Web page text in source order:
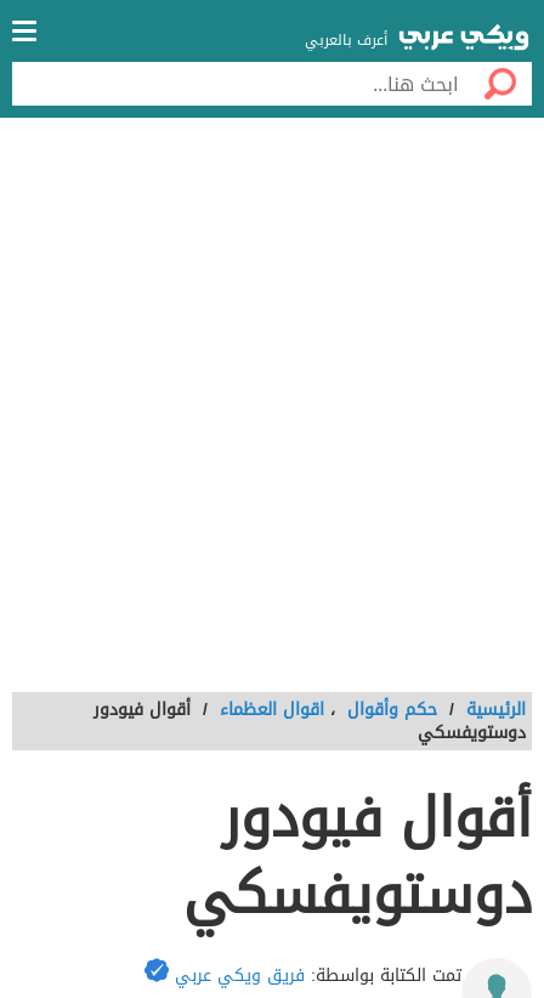
أعرف بالعربي
الرئيسية / حكم وأقوال ، اقوال العظماء / أقوال فيودور
دوستويفسكي
أقوال فيودور
دوستويفسكي
تمت الكتابة بواسطة: فريق ويكي عربي